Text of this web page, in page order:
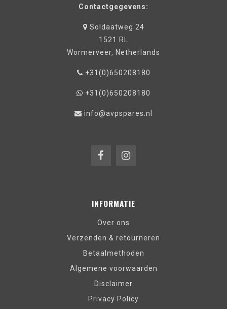
Contactgegevens:
Soldaatweg 24
1521 RL
Wormerveer, Netherlands
+31(0)650208180
+31(0)650208180
info@avpspares.nl
INFORMATIE
Over ons
Verzenden & retourneren
Betaalmethoden
Algemene voorwaarden
Disclaimer
Privacy Policy